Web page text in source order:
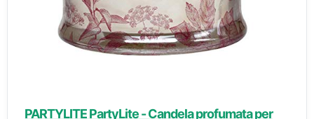
PARTYLITE PartyLite - Candela profumata per